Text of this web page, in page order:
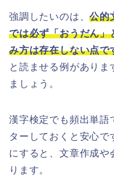
強調したいのは、公的
では必ず「おうだん」
み方は存在しない点で
と読ませる例がありま
ましょう。
漢字検定でも頻出単語
ターしておくと安心で
にすると、文章作成や
ります。